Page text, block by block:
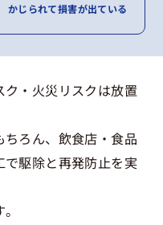
かじられて損害が出ている
・火災リスクは放置
ろん、飲食店・食品
駆除と再発防止を実